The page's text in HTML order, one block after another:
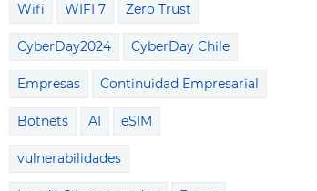
Wifi WIFI 7 Zero Trust
CyberDay2024 CyberDay Chile
Empresas Continuidad Empresarial
Botnets AI eSIM
vulnerabilidades